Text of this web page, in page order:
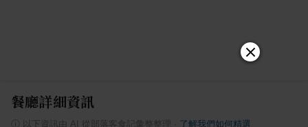
餐廳詳細資訊
ⓘ 以下資訊由 AI 從部落客食記彙整整理 了解我們如何精選